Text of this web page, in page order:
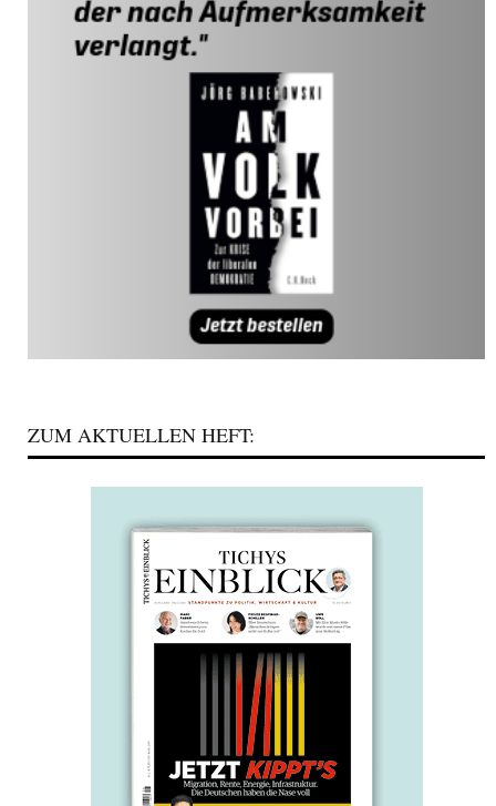
ZUM AKTUELLEN HEFT: